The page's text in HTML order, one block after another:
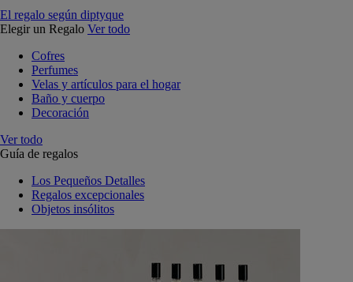
El regalo según diptyque
Elegir un Regalo Ver todo
Cofres
Perfumes
Velas y artículos para el hogar
Baño y cuerpo
Decoración
Ver todo
Guía de regalos
Los Pequeños Detalles
Regalos excepcionales
Objetos insólitos